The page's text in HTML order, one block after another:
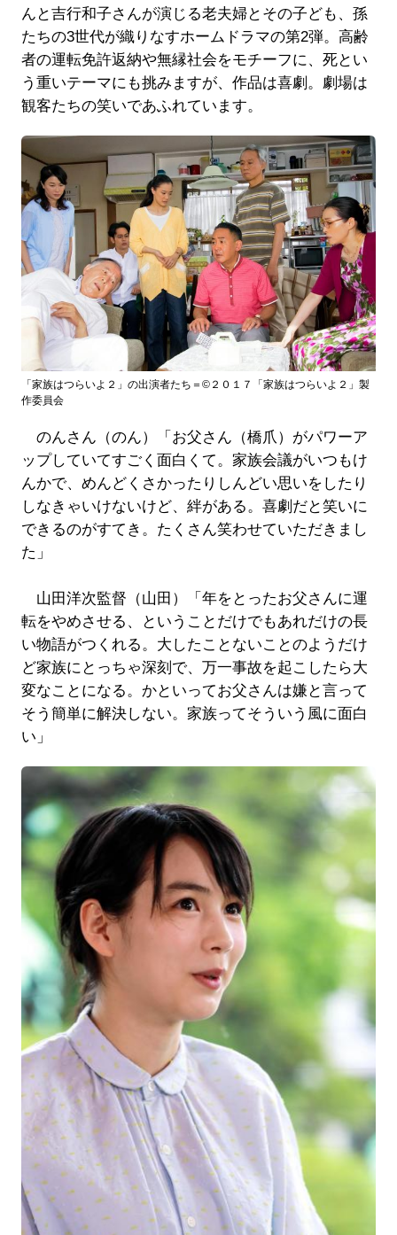
んと吉行和子さんが演じる老夫婦とその子ども、孫
たちの3世代が織りなすホームドラマの第2弾。高齢
者の運転免許返納や無縁社会をモチーフに、死とい
う重いテーマにも挑みますが、作品は喜劇。劇場は
観客たちの笑いであふれています。
「家族はつらいよ２」の出演者たち＝©２０１７「家族はつらいよ２」製
作委員会
のんさん（のん）「お父さん（橋爪）がパワーア
ップしていてすごく面白くて。家族会議がいつもけ
んかで、めんどくさかったりしんどい思いをしたり
しなきゃいけないけど、絆がある。喜劇だと笑いに
できるのがすてき。たくさん笑わせていただきまし
た」
山田洋次監督（山田）「年をとったお父さんに運
転をやめさせる、ということだけでもあれだけの長
い物語がつくれる。大したことないことのようだけ
ど家族にとっちゃ深刻で、万一事故を起こしたら大
変なことになる。かといってお父さんは嫌と言って
そう簡単に解決しない。家族ってそういう風に面白
い」